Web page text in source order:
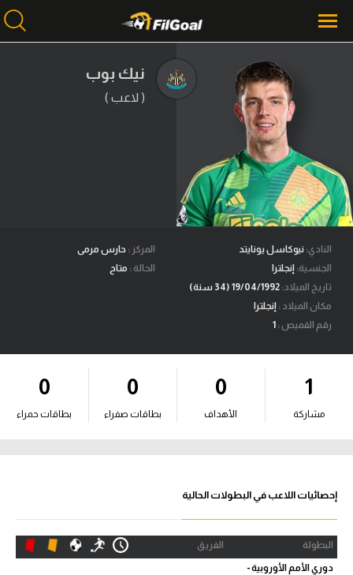
محتوى إخباري
الرئيسية
أخبار
مباريات
ميركاتو
فانتازي في الجول
مسابقة التوقعات
فيديوهات
آراء حرة
ركن الألعاب
الدوري المصري
الدوري الإنجليزي الممتاز
نيك بوب
( لاعب )
النادي: نيوكاسل يونايتد
الجنسية: إنجلترا
تاريخ الميلاد:
مكان الميلاد : إنجلترا
رقم القميص :
المركز : حارس مرمى
الحالة : متاح
1
مشاركة
0
الأهداف
0
بطاقات صفراء
0
بطاقات حمراء
إحصائيات اللاعب في البطولات الحالية
البطولة الفريق
دوري الأمم الأوروبية -